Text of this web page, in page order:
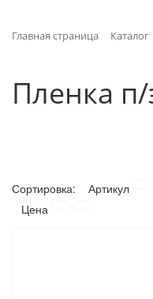
ИНТЕРЬЕР
КАНЦТОВАРЫ
Главная страница Каталог
Пленка п/
Сортировка: Артикул
Цена